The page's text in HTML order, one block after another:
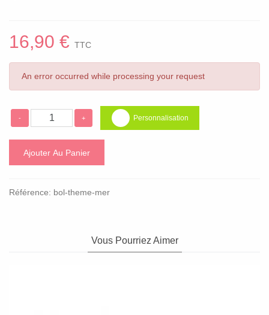
16,90 € TTC
An error occurred while processing your request
- + Personnalisation
Ajouter Au Panier
Référence: bol-theme-mer
Vous Pourriez Aimer